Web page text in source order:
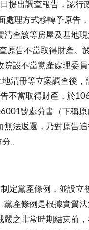
提出調查報告，認行
處理方式移轉予原告
查該等房屋及基地
原告不當取得財產。
設不當黨產處理委
清冊等立案調查後，
不當取得財產，於
號處分書（下稱
法返還，乃對原告
。
定黨產條例，並設立
產條例是根據實質
之非常時期結束前